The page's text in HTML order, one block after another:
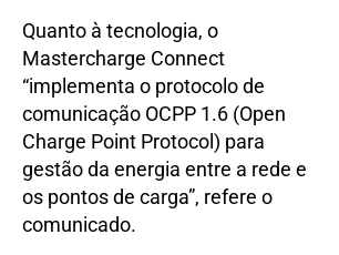
Quanto à tecnologia, o
Mastercharge Connect
“implementa o protocolo de
comunicação OCPP 1.6 (Open
Charge Point Protocol) para
gestão da energia entre a rede e
os pontos de carga”, refere o
comunicado.